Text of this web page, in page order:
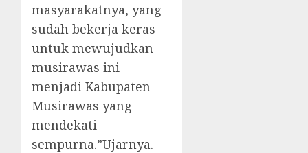
masyarakatnya, yang
sudah bekerja keras
untuk mewujudkan
musirawas ini
menjadi Kabupaten
Musirawas yang
mendekati
sempurna.”Ujarnya.